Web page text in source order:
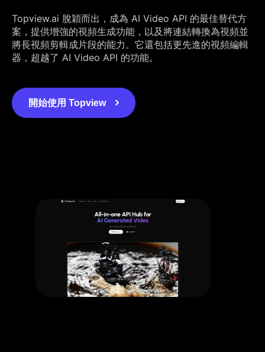
Topview.ai 脫穎而出，成為 AI Video API 的最佳替代方
案，提供增強的視頻生成功能，以及將連結轉換為視頻並
將長視頻剪輯成片段的能力。它還包括更先進的視頻編輯
器，超越了 AI Video API 的功能。
開始使用 Topview